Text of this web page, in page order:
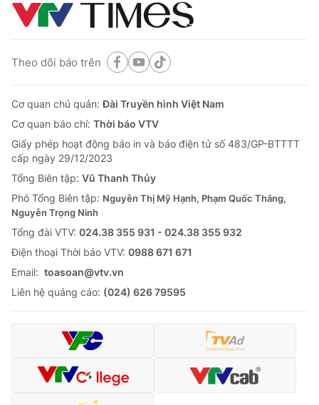
Theo dõi báo trên
Cơ quan chủ quản:Đài Truyền hình Việt Nam
Cơ quan báo chí: Thời báo VTV
Giấy phép hoạt động báo in và báo điện tử số 483/GP-BTTTT
cấp ngày 29/12/2023
Tổng Biên tập: Vũ Thanh Thủy
Phó Tổng Biên tập: Nguyễn Thị Mỹ Hạnh, Phạm Quốc Thắng,
Nguyễn Trọng Ninh
Tổng đài VTV: 024.38 355 931 - 024.38 355 932
Ðiện thoại Thời báo VTV: 0988 671 671
Email: toasoan@vtv.vn
Liên hệ quảng cáo: (024) 626 79595